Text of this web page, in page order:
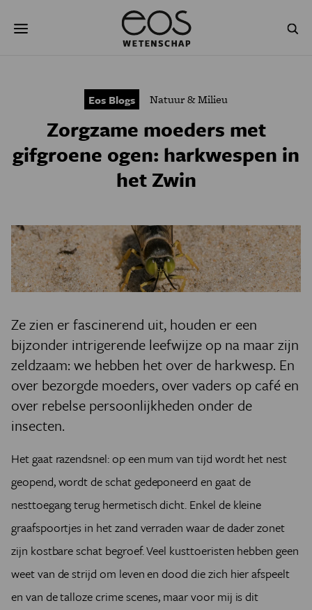
naar
GEZONDHEID
NATUURWETENSCHAPPEN
JONGE UITDAGERS
Eos Blogs Natuur & Milieu
Zorgzame moeders met
gifgroene ogen: harkwespen in
het Zwin
Ze zien er fascinerend uit, houden er een
bijzonder intrigerende leefwijze op na maar zijn
zeldzaam: we hebben het over de harkwesp. En
over bezorgde moeders, over vaders op café en
over rebelse persoonlijkheden onder de
insecten.
Het gaat razendsnel: op een mum van tijd wordt het nest
geopend, wordt de schat gedeponeerd en gaat de
nesttoegang terug hermetisch dicht. Enkel de kleine
graafspoortjes in het zand verraden waar de dader zonet
zijn kostbare schat begroef. Veel kusttoeristen hebben geen
weet van de strijd om leven en dood die zich hier afspeelt
en van de talloze crime scenes, maar voor mij is dit